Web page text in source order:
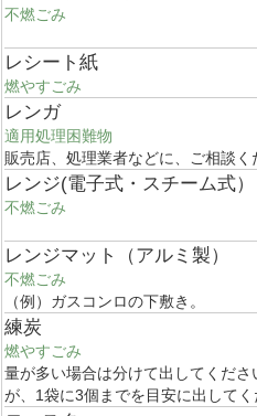
不燃ごみ
レシート紙
燃やすごみ
レンガ
適用処理困難物
販売店、処理業者などに、ご相談く
レンジ(電子式・スチーム式）
不燃ごみ
レンジマット（アルミ製）
不燃ごみ
（例）ガスコンロの下敷き。
練炭
燃やすごみ
量が多い場合は分けて出してくだ
が、1袋に3個までを目安に出してく